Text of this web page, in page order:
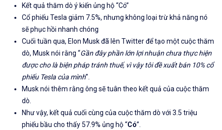
Kết quả thăm dò ý kiến ​​ủng hộ “Có”
Cổ phiếu Tesla giảm 7.5%, nhưng không loại trừ khả năng nó
sẽ phục hồi nhanh chóng
Cuối tuần qua, Elon Musk đã lên Twitter để tạo một cuộc thăm
dò, Musk nói rằng “Gần đây phần lớn lợi nhuận chưa thực hiện
được cho là biện pháp tránh thuế, vì vậy tôi đề xuất bán 10% cổ
phiếu Tesla của mình”.
Musk nói thêm rằng ông sẽ tuân theo kết quả của cuộc thăm
dò.
Như vậy, kết quả cuối cùng của cuộc thăm dò với 3.5 triệu
phiếu bầu cho thấy 57.9% ủng hộ “Có”.